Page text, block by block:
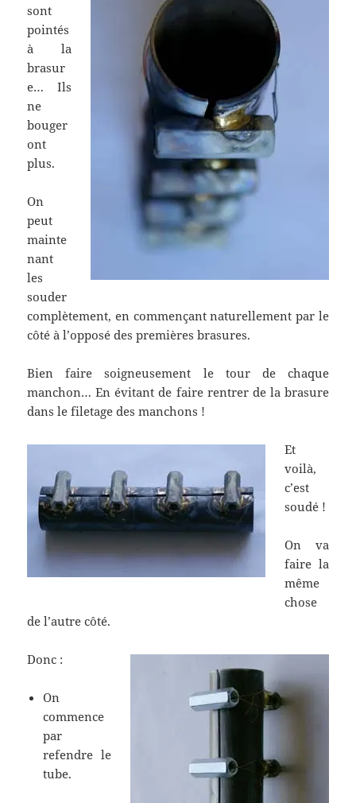
sont
pointés
à la
brasur
e… Ils
ne
bouger
ont
plus.
On
peut
mainte
nant
les
souder
complètement, en commençant naturellement par le
côté à l’opposé des premières brasures.
Bien faire soigneusement le tour de chaque
manchon… En évitant de faire rentrer de la brasure
dans le filetage des manchons !
Et
voilà,
c’est
soudé !
On va
faire la
même
chose
de l’autre côté.
Donc :
On
commence
par
refendre le
tube.